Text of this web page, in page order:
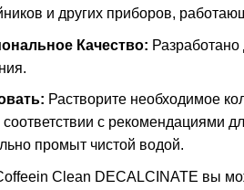
и других приборов,
Качество:
Растворите необходимое
с рекомендациями
промыт чистой водой.
Clean DECALCINATE вы